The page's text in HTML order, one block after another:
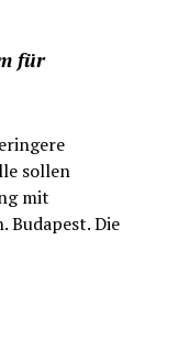
für
sollen
mit
Die